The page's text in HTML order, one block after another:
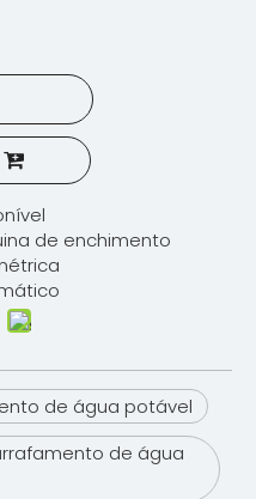
de enchimento
de água potável
de água